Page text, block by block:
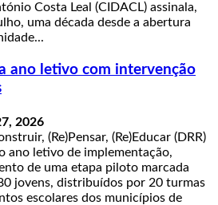
Costa Leal (CIDACL) assinala,
uma década desde a abertura
ano letivo com intervenção
2026
(Re)Pensar, (Re)Educar (DRR)
ano letivo de implementação,
de uma etapa piloto marcada
jovens, distribuídos por 20 turmas
escolares dos municípios de